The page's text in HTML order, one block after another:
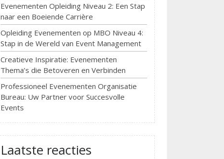
Evenementen Opleiding Niveau 2: Een Stap
naar een Boeiende Carrière
Opleiding Evenementen op MBO Niveau 4:
Stap in de Wereld van Event Management
Creatieve Inspiratie: Evenementen
Thema’s die Betoveren en Verbinden
Professioneel Evenementen Organisatie
Bureau: Uw Partner voor Succesvolle
Events
Laatste reacties